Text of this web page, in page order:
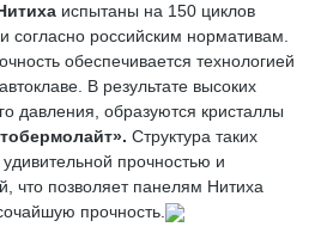
испытаны на 150 циклов
согласно российским нормативам.
обеспечивается технологией
В результате высоких
давления, образуются кристаллы
тобермолайт». Структура таких
прочностью и
что позволяет панелям Нитиха
прочность.